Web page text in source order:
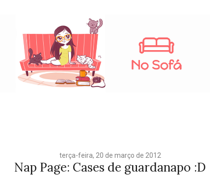
terça-feira, 20 de março de 2012
Nap Page: Cases de guardanapo :D